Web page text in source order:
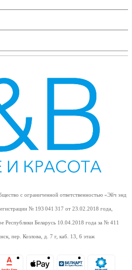
с ограниченной ответственностью «Эйч энд
№ 193 041 317 от 23.02.2018 года,
Республики Беларусь 10.04.2018 года за № 411
пер. Козлова, д. 7 г, каб. 13, 6 этаж